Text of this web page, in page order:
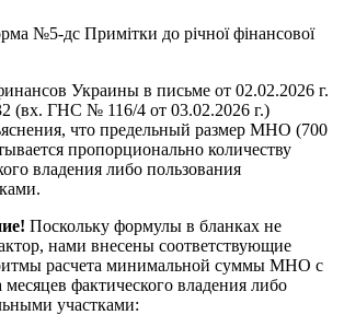
№5-дс Примітки до річної фінансової
Украины в письме от 02.02.2026 г.
(вх. ГНС № 116/4 от 03.02.2026 г.)
что предельный размер МНО (700
пропорционально количеству
владения либо пользования
Поскольку формулы в бланках не
нами внесены соответствующие
расчета минимальной суммы МНО с
месяцев фактического владения либо
участками: